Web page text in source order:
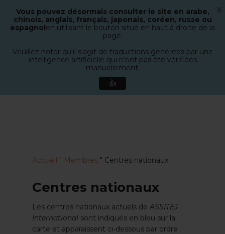
recherche
Menu
Accueil " Membres " Centres nationaux
Centres nationaux
Les centres nationaux actuels deASSITEJ
International sont indiqués en bleu sur la
carte et apparaissent ci-dessous par ordre
Fermer
menu
Vous pouvez désormais consulter le site en arabe,
chinois, anglais, français, japonais, coréen, russe ou
espagnolen utilisant le bouton situé en haut à droite de la
page.
Veuillez noter qu'il s'agit de traductions générées par une
intelligence artificielle qui n'ont pas été vérifiées
manuellement.
👍
X